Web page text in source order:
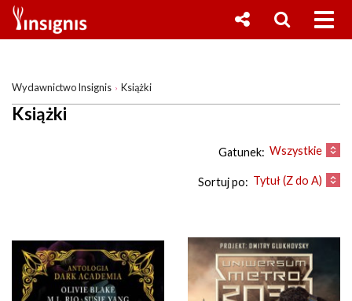
Wydawnictwo Insignis Książki
Książki
Gatunek: Wszystkie
Sortuj po: Tytuł (Z do A)